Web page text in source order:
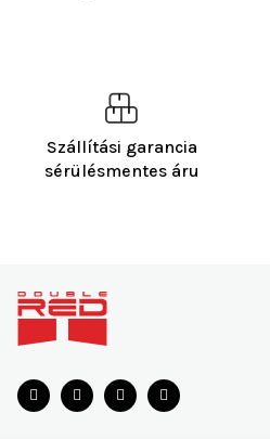
Szállítási garancia
sérülésmentes áru